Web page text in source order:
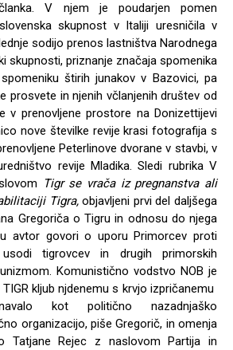
V njem je poudarjen pomen
skupnost v Italiji uresničila v
sodijo prenos lastništva Narodnega
skupnosti, priznanje značaja spomenika
štirih junakov v Bazovici, pa
prosvete in njenih včlanjenih društev od
v prenovljene prostore na Donizettijevi
nove številke revije krasi fotografija s
Peterlinove dvorane v stavbi, v
revije Mladika. Sledi rubrika V
Tigr se vrača iz pregnanstva ali
Tigra,objavljeni prvi del daljšega
Gregoriča o Tigru in odnosu do njega
avtor govori o uporu Primorcev proti
tigrovcev in drugih primorskih
Komunistično vodstvo NOB je
kljub njdenemu s krvjo izpričanemu
kot politično nazadnjaško
organizacijo, piše Gregorič, in omenja
Tatjane Rejec z naslovom Partija in